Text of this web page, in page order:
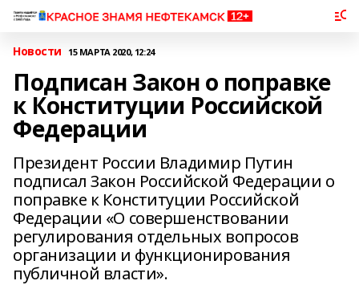
Новости 15 МАРТА 2020, 12:24
Подписан Закон о поправке
к Конституции Российской
Федерации
Президент России Владимир Путин
подписал Закон Российской Федерации о
поправке к Конституции Российской
Федерации «О совершенствовании
регулирования отдельных вопросов
организации и функционирования
публичной власти».